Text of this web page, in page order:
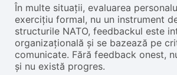
În multe situații, evaluarea
exercițiu formal, nu un instrument
structurile NATO, feedbackul este
organizațională și se bazează pe
comunicate. Fără feedback onest,
și nu există progres.